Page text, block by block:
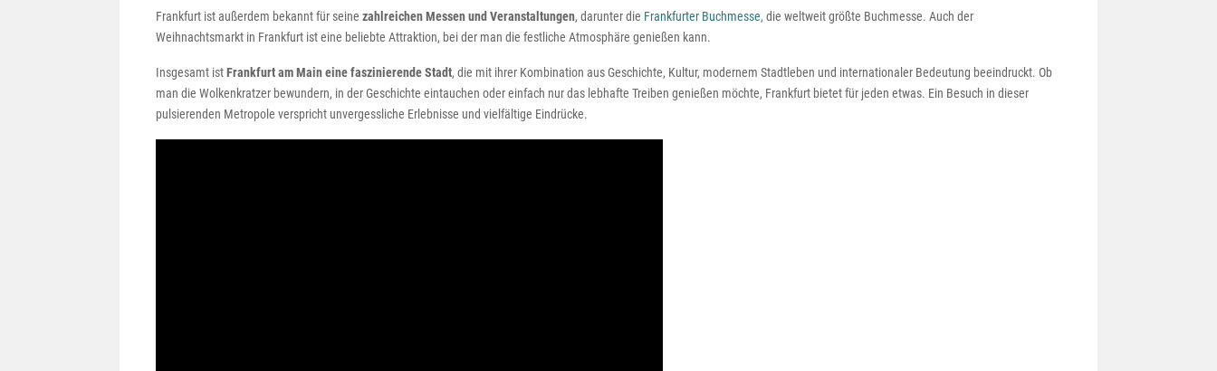
Frankfurt ist außerdem bekannt für seine zahlreichen Messen und Veranstaltungen, darunter die Frankfurter Buchmesse, die weltweit größte Buchmesse. Auch der
Weihnachtsmarkt in Frankfurt ist eine beliebte Attraktion, bei der man die festliche Atmosphäre genießen kann.
Insgesamt istFrankfurt am Main eine faszinierende Stadt, die mit ihrer Kombination aus Geschichte, Kultur, modernem Stadtleben und internationaler Bedeutung beeindruckt. Ob
man die Wolkenkratzer bewundern, in der Geschichte eintauchen oder einfach nur das lebhafte Treiben genießen möchte, Frankfurt bietet für jeden etwas. Ein Besuch in dieser
pulsierenden Metropole verspricht unvergessliche Erlebnisse und vielfältige Eindrücke.